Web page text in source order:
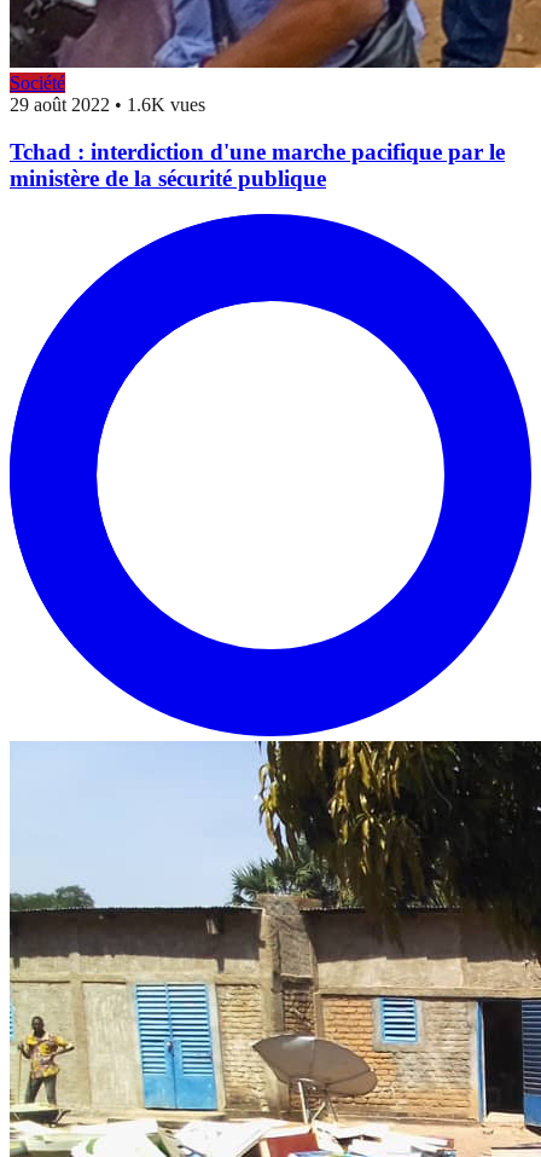
Société
29 août 2022 • 1.6K vues
Tchad : interdiction d'une marche pacifique par le
ministère de la sécurité publique